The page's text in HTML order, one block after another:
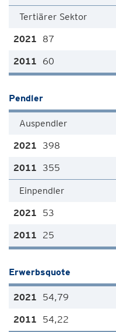
Tertiärer Sektor
87
60
Pendler
Auspendler
398
355
Einpendler
53
25
Erwerbsquote
54,79
54,22